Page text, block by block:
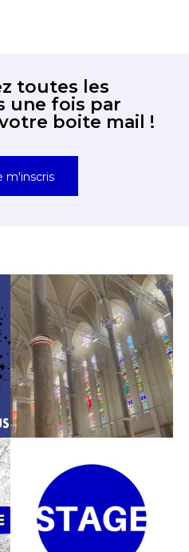
toutes les
une fois par
boite mail !
m'inscris